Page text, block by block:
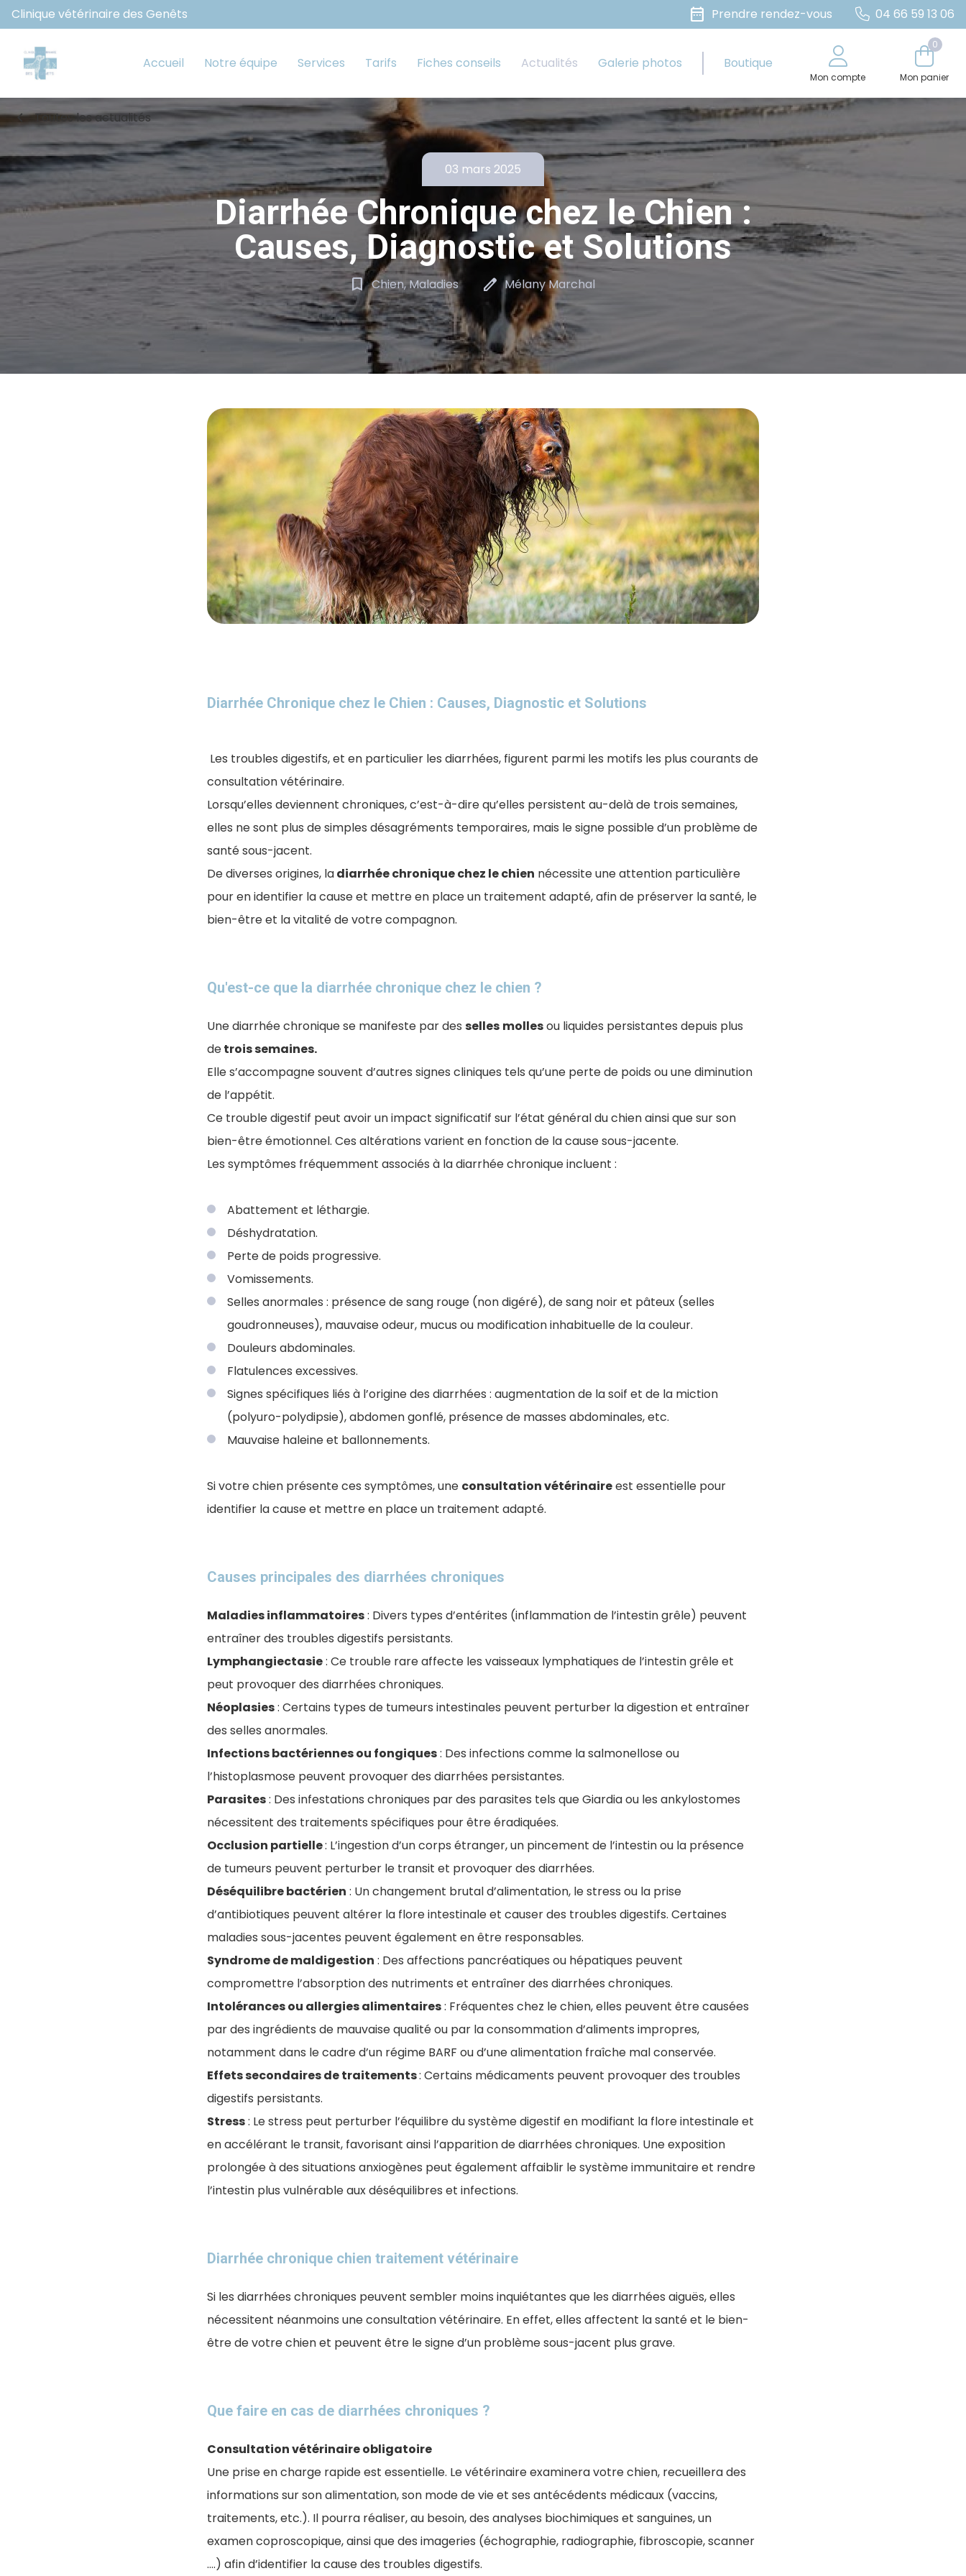
Clinique vétérinaire des Genêts date_range Prendre rendez-vous 04 66 59 13 06
Accueil Notre équipe Services Tarifs Fiches conseils Actualités Galerie photos Boutique
Mon compte
0
Mon panier
chevron_left Toutes les actualités
03 mars 2025
Diarrhée Chronique chez le Chien :
Causes, Diagnostic et Solutions
bookmark_border Chien, Maladies edit Mélany Marchal
Diarrhée Chronique chez le Chien : Causes, Diagnostic et Solutions
Les troubles digestifs, et en particulier les diarrhées, figurent parmi les motifs les plus courants de
consultation vétérinaire.
Lorsqu’elles deviennent chroniques, c’est-à-dire qu’elles persistent au-delà de trois semaines,
elles ne sont plus de simples désagréments temporaires, mais le signe possible d’un problème de
santé sous-jacent.
De diverses origines, ladiarrhée chronique chez le chien ​ nécessite une attention particulière
pour en identifier la cause et mettre en place un traitement adapté, afin de préserver la santé, le
bien-être et la vitalité de votre compagnon.
Qu'est-ce que la diarrhée chronique chez le chien​ ?
Une diarrhée chronique se manifeste par des selles mollesou liquides persistantes depuis plus
detrois semaines.
Elle s’accompagne souvent d’autres signes cliniques tels qu’une perte de poids ou une diminution
de l’appétit.
Ce trouble digestif peut avoir un impact significatif sur l’état général du chien ainsi que sur son
bien-être émotionnel. Ces altérations varient en fonction de la cause sous-jacente.
Les symptômes fréquemment associés à la diarrhée chronique incluent :
Abattement et léthargie.
Déshydratation.
Perte de poids progressive.
Vomissements.
Selles anormales : présence de sang rouge (non digéré), de sang noir et pâteux (selles
goudronneuses), mauvaise odeur, mucus ou modification inhabituelle de la couleur.
Douleurs abdominales.
Flatulences excessives.
Signes spécifiques liés à l’origine des diarrhées : augmentation de la soif et de la miction
(polyuro-polydipsie), abdomen gonflé, présence de masses abdominales, etc.
Mauvaise haleine et ballonnements.
Si votre chien présente ces symptômes, une consultation vétérinaireest essentielle pour
identifier la cause et mettre en place un traitement adapté.
Causes principales des diarrhées chroniques
Maladies inflammatoires: Divers types d’entérites (inflammation de l’intestin grêle) peuvent
entraîner des troubles digestifs persistants.
Lymphangiectasie: Ce trouble rare affecte les vaisseaux lymphatiques de l’intestin grêle et
peut provoquer des diarrhées chroniques.
Néoplasies: Certains types de tumeurs intestinales peuvent perturber la digestion et entraîner
des selles anormales.
Infections bactériennes ou fongiques: Des infections comme la salmonellose ou
l’histoplasmose peuvent provoquer des diarrhées persistantes.
Parasites: Des infestations chroniques par des parasites tels que Giardia ou les ankylostomes
nécessitent des traitements spécifiques pour être éradiquées.
Occlusion partielle: L’ingestion d’un corps étranger, un pincement de l’intestin ou la présence
de tumeurs peuvent perturber le transit et provoquer des diarrhées.
Déséquilibre bactérien : Un changement brutal d’alimentation, le stress ou la prise
d’antibiotiques peuvent altérer la flore intestinale et causer des troubles digestifs. Certaines
maladies sous-jacentes peuvent également en être responsables.
Syndrome de maldigestion : Des affections pancréatiques ou hépatiques peuvent
compromettre l’absorption des nutriments et entraîner des diarrhées chroniques.
Intolérances ou allergies alimentaires: Fréquentes chez le chien, elles peuvent être causées
par des ingrédients de mauvaise qualité ou par la consommation d’aliments impropres,
notamment dans le cadre d’un régime BARF ou d’une alimentation fraîche mal conservée.
Effets secondaires de traitements: Certains médicaments peuvent provoquer des troubles
digestifs persistants.
Stress: Le stress peut perturber l’équilibre du système digestif en modifiant la flore intestinale et
en accélérant le transit, favorisant ainsi l’apparition de diarrhées chroniques. Une exposition
prolongée à des situations anxiogènes peut également affaiblir le système immunitaire et rendre
l’intestin plus vulnérable aux déséquilibres et infections.
Diarrhée chronique chien traitement vétérinaire
​Si les diarrhées chroniques peuvent sembler moins inquiétantes que les diarrhées aiguës, elles
nécessitent néanmoins une consultation vétérinaire. En effet, elles affectent la santé et le bien-
être de votre chien et peuvent être le signe d’un problème sous-jacent plus grave.
Que faire en cas de diarrhées chroniques ?
Consultation vétérinaire obligatoire
Une prise en charge rapide est essentielle. Le vétérinaire examinera votre chien, recueillera des
informations sur son alimentation, son mode de vie et ses antécédents médicaux (vaccins,
traitements, etc.). Il pourra réaliser, au besoin, des analyses biochimiques et sanguines, un
examen coproscopique, ainsi que des imageries (échographie, radiographie, fibroscopie, scanner
….) afin d’identifier la cause des troubles digestifs.